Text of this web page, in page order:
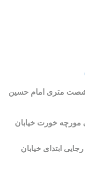
قم، شصت متری امام حسین
صنعتی مورچه خورت خیابان
ابتدای خیابان